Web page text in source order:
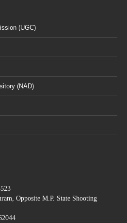
(UGC)
(NAD)
Opposite M.P. State Shooting